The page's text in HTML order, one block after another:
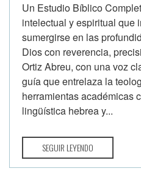
Un Estudio Bíblico
intelectual y espiritual que
sumergirse en las
Dios con reverencia,
Ortiz Abreu, con una voz
guía que entrelaza la
herramientas académicas
lingüística hebrea y...
SEGUIR LEYENDO